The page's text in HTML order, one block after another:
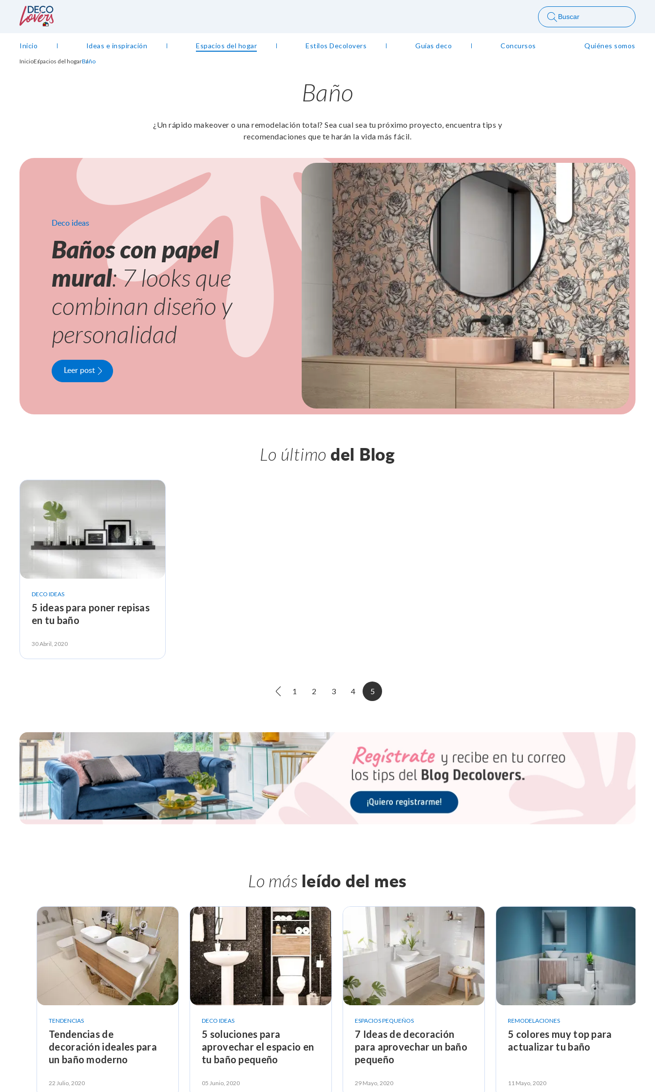
Buscar
Inicio Ideas e inspiración Espacios del hogar Estilos Decolovers Guías deco Concursos Quiénes somos
InicioEspacios del hogarBaño
Baño
¿Un rápido makeover o una remodelación total? Sea cual sea tu próximo proyecto, encuentra tips y
recomendaciones que te harán la vida más fácil.
Deco ideas
Baños con papel
mural: 7 looks que
combinan diseño y
personalidad
Leer post
Lo último del Blog
DECO IDEAS
5 ideas para poner repisas
en tu baño
30 Abril, 2020
1 2 3 4 5
Lo más leído del mes
TENDENCIAS
Tendencias de
decoración ideales para
un baño moderno
22 Julio, 2020
DECO IDEAS
5 soluciones para
aprovechar el espacio en
tu baño pequeño
05 Junio, 2020
ESPACIOS PEQUEÑOS
7 Ideas de decoración
para aprovechar un baño
pequeño
29 Mayo, 2020
REMODELACIONES
5 colores muy top para
actualizar tu baño
11 Mayo, 2020